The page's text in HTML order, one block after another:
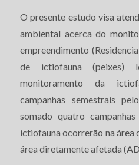
O presente estudo visa
ambiental acerca do
empreendimento
de ictiofauna (peixes)
monitoramento da
campanhas semestrais
somado quatro
ictiofauna ocorrerão na área
área diretamente afetada